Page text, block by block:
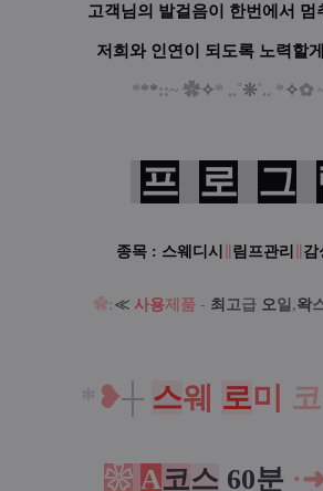
고객님의 발걸음이 한번에서 멈
저희와 인연이 되도록 노력할
***::~ ✿✧* ..˚❊˚.. *✧✿
프 로 그
종목 : 스웨디시 림프관리 감
✿: ≪ 사용제품 - 최 고 급 오 일 ,왁
❥┼ 스웨 로미 코
❀ A코스 60분 ·